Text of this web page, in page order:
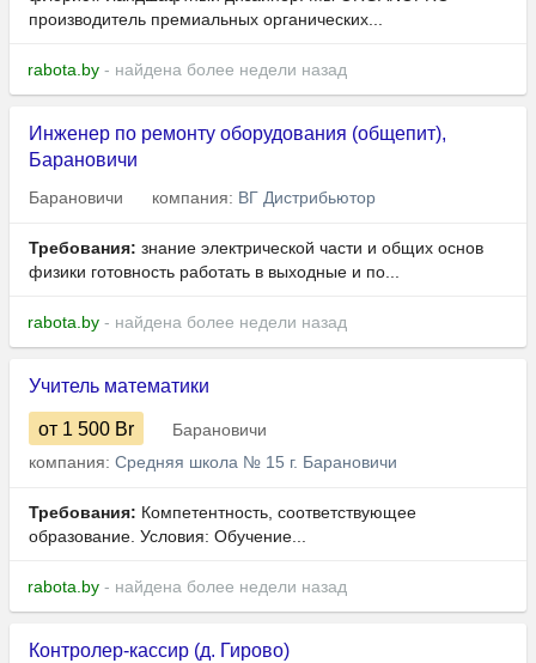
производитель премиальных органических...
rabota.by - найдена более недели назад
Инженер по ремонту оборудования (общепит),
Барановичи
Барановичи компания: ВГ Дистрибьютор
Требования: знание электрической части и общих основ
физики готовность работать в выходные и по...
rabota.by - найдена более недели назад
Учитель математики
от 1 500 Br
Барановичи
компания: Средняя школа № 15 г. Барановичи
Требования: Компетентность, соответствующее
образование. Условия: Обучение...
rabota.by - найдена более недели назад
Контролер-кассир (д. Гирово)